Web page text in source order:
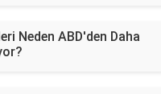
Neden ABD'den Daha